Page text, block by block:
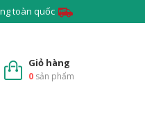
toàn quốc
Giỏ hàng
0 sản phẩm